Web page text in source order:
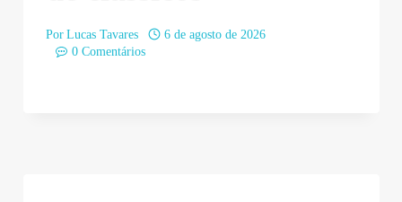
Por Lucas Tavares
6 de agosto de 2026
0 Comentários